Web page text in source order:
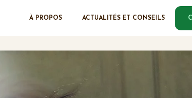
À PROPOS ACTUALITÉS ET CONSEILS